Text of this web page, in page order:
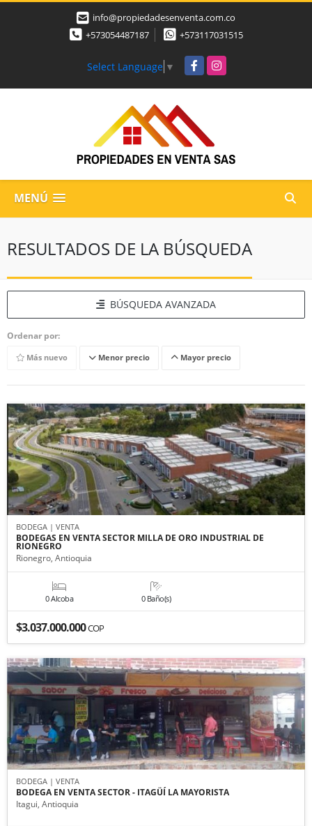
info@propiedadesenventa.com.co
+573054487187
+573117031515
Select Language ▼ FacebookInstagram
MENÚ
RESULTADOS DE LA BÚSQUEDA
BÚSQUEDA AVANZADA
Ordenar por:
Más nuevo Menor precio Mayor precio
BODEGA | VENTA
BODEGAS EN VENTA SECTOR MILLA DE ORO INDUSTRIAL DE
RIONEGRO
Rionegro, Antioquia
0 Alcoba 0 Baño(s)
$3.037.000.000COP
BODEGA | VENTA
BODEGA EN VENTA SECTOR - ITAGÜÍ LA MAYORISTA
Itagui, Antioquia